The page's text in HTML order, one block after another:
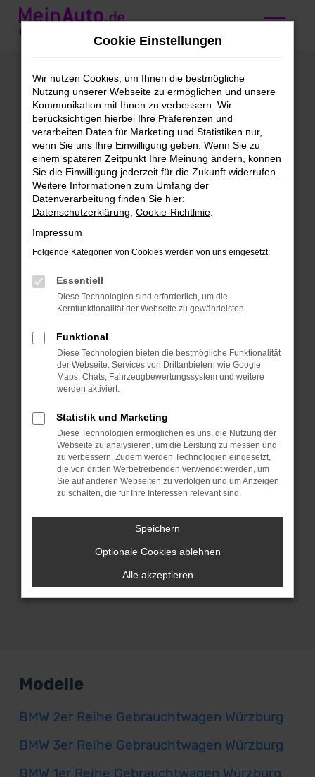
Zum
Hauptinhalt
BMW
Gebrauchtwagen
kaufen mit
Lieferservice nach
Würzburg
Qualität für Würzburg
BMW Gebrauchtwagen sind unser
täglich Brot. Wir bieten dir eine enorme
Bandbreite an Fahrzeugen und lassen
schöpfen“. Hinzu kommt, dass wir für
dich die Lieferung direkt nach Würzburg
oder einen anderen Ort, irgendwo in
Deutschland, übernehmen. Wir lassen
bei BMW Gebrauchtwagen Argumente
sprechen und überzeugen durch
Qualität. All unsere Fahrzeuge für deine
Mobilität in Würzburg stammen aus
erster Hand und hatten entsprechend
nur einen Vorbesitzer. Es handelt sich
um einheimische Fahrzeuge und keine
EU-Importe und vor allem: unsere BMW
Gebrauchtwagen wurden im Vorfeld
gründlich geprüft und sind einwandfrei.
Darauf geben wir dir eine Garantie.
Modelle
BMW 2er Reihe Gebrauchtwagen Würzburg
BMW 3er Reihe Gebrauchtwagen Würzburg
BMW 1er Reihe Gebrauchtwagen Würzburg
Cookie Einstellungen
Wir nutzen Cookies, um Ihnen die bestmögliche
Nutzung unserer Webseite zu ermöglichen und unsere
Kommunikation mit Ihnen zu verbessern. Wir
berücksichtigen hierbei Ihre Präferenzen und
verarbeiten Daten für Marketing und Statistiken nur,
wenn Sie uns Ihre Einwilligung geben. Wenn Sie zu
einem späteren Zeitpunkt Ihre Meinung ändern, können
Sie die Einwilligung jederzeit für die Zukunft widerrufen.
Weitere Informationen zum Umfang der
Datenverarbeitung finden Sie hier:
Datenschutzerklärung Cookie-Richtlinie
Impressum
Folgende Kategorien von Cookies werden von uns eingesetzt:
Essentiell
Diese Technologien sind erforderlich, um die
Kernfunktionalität der Webseite zu gewährleisten.
Funktional
Diese Technologien bieten die bestmögliche Funktionalität
der Webseite. Services von Drittanbietern wie Google
Maps, Chats, Fahrzeugbewertungssystem und weitere
werden aktiviert.
Statistik und Marketing
Diese Technologien ermöglichen es uns, die Nutzung der
Webseite zu analysieren, um die Leistung zu messen und
zu verbessern. Zudem werden Technologien eingesetzt,
die von dritten Werbetreibenden verwendet werden, um
Sie auf anderen Webseiten zu verfolgen und um Anzeigen
zu schalten, die für Ihre Interessen relevant sind.
Speichern
Optionale Cookies ablehnen
Alle akzeptieren